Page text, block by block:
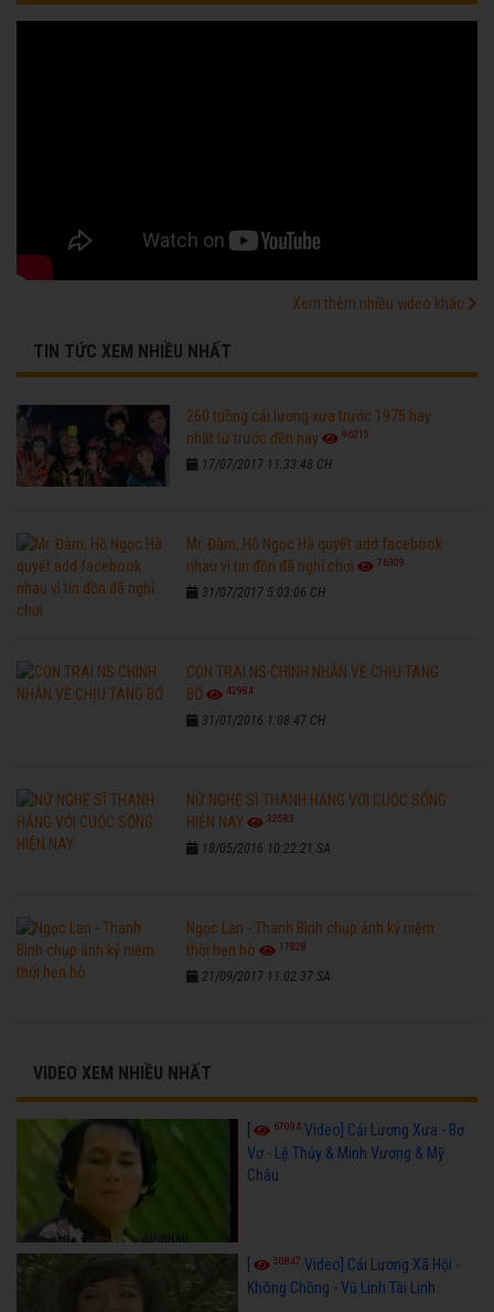
Xem thêm nhiều video khác
TIN TỨC XEM NHIỀU NHẤT
260 tuồng cải lương xưa trước 1975 hay
nhất từ trước đến nay
96215
17/07/2017 11:33:48 CH
Mr. Đàm, Hồ Ngọc Hà quyết add facebook
nhau vì tin đồn đã nghỉ chơi
76309
31/07/2017 5:03:06 CH
CON TRAI NS CHINH NHẪN VỀ CHỊU TANG
BỐ
42984
31/01/2016 1:08:47 CH
NỮ NGHỆ SĨ THANH HẰNG VỚI CUỘC SỐNG
HIỆN NAY
32583
18/05/2016 10:22:21 SA
Ngọc Lan - Thanh Bình chụp ảnh kỷ niệm
thời hẹn hò
17828
21/09/2017 11:02:37 SA
VIDEO XEM NHIỀU NHẤT
[ 67094 Video] Cải Lương Xưa - Bơ
Vơ - Lệ Thủy & Minh Vương & Mỹ
Châu
50847 Video] Cải Lương Xã Hội -
Không Chồng - Vũ Linh Tài Linh